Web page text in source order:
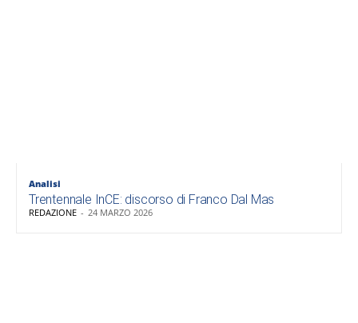
Analisi
Trentennale InCE: discorso di Franco Dal Mas
REDAZIONE - 24 MARZO 2026